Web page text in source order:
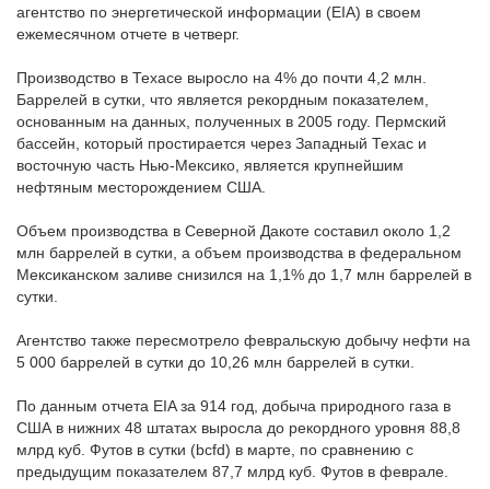
агентство по энергетической информации (EIA) в своем
ежемесячном отчете в четверг.
Производство в Техасе выросло на 4% до почти 4,2 млн.
Баррелей в сутки, что является рекордным показателем,
основанным на данных, полученных в 2005 году. Пермский
бассейн, который простирается через Западный Техас и
восточную часть Нью-Мексико, является крупнейшим
нефтяным месторождением США.
Объем производства в Северной Дакоте составил около 1,2
млн баррелей в сутки, а объем производства в федеральном
Мексиканском заливе снизился на 1,1% до 1,7 млн ​​баррелей в
сутки.
Агентство также пересмотрело февральскую добычу нефти на
5 000 баррелей в сутки до 10,26 млн баррелей в сутки.
По данным отчета EIA за 914 год, добыча природного газа в
США в нижних 48 штатах выросла до рекордного уровня 88,8
млрд куб. Футов в сутки (bcfd) в марте, по сравнению с
предыдущим показателем 87,7 млрд куб. Футов в феврале.